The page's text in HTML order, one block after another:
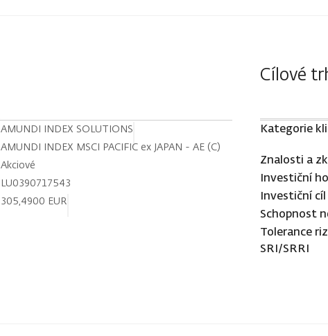
AMUNDI INDEX SOLUTIONS
AMUNDI INDEX MSCI PACIFIC ex JAPAN - AE (C)
Akciové
LU0390717543
305,4900 EUR
Cílové
Kategorie
Znalosti a
Investiční
Investiční cíl
Schopnost
Tolerance
SRI/SRRI